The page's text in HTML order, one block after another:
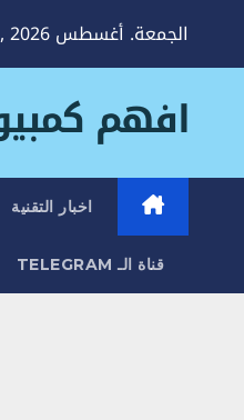
الجمعة. أغسطس 7th, 2026
افهم
اخبار التقنية
قناة الـ TELEGRAM